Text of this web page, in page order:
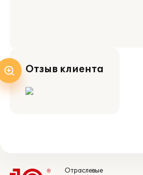
Отзыв клиента
Отраслевые